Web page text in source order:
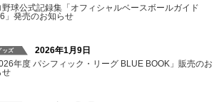
野球公式記録集「オフィシャルベースボールガイド
」発売のお知らせ
2026年1月9日
年度 パシフィック・リーグ BLUE BOOK」販売のお
せ